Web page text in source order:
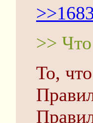
>> Что
То,